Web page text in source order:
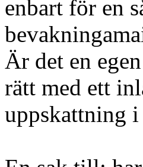
enbart för en
Är det en
rätt med ett
uppskattning i